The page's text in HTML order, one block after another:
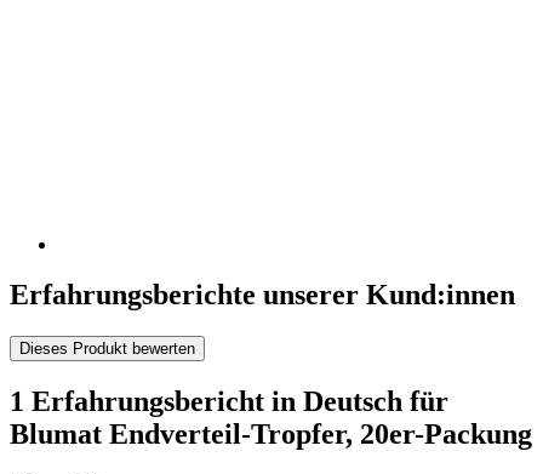
Erfahrungsberichte unserer Kund:innen
Dieses Produkt bewerten
1 Erfahrungsbericht in Deutsch für
Blumat Endverteil-Tropfer, 20er-Packung